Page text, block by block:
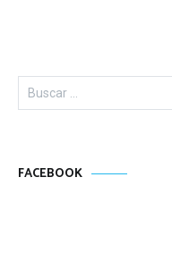
Buscar:
FACEBOOK